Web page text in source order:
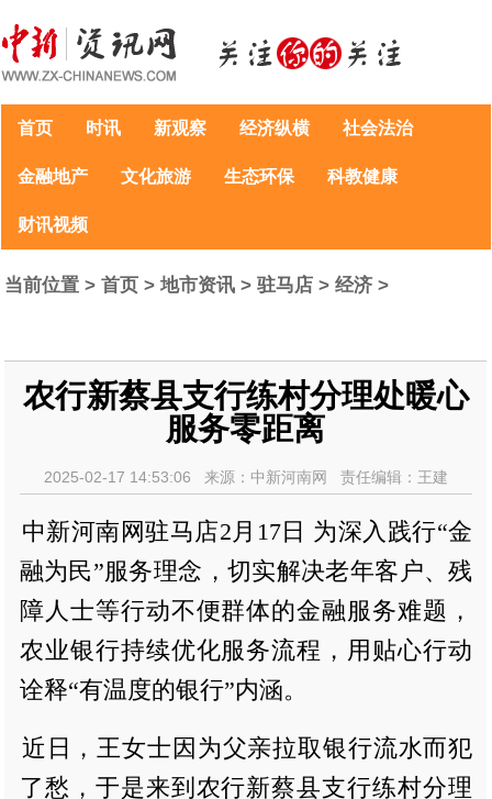
首页 时讯 新观察 经济纵横 社会法治
金融地产 文化旅游 生态环保 科教健康
财讯视频
当前位置 >首页 >地市资讯 >驻马店 >经济 >
农行新蔡县支行练村分理处暖心
服务零距离
2025-02-17 14:53:06 来源：中新河南网 责任编辑：王建
中新河南网驻马店2月17日 为深入践行“金
融为民”服务理念，切实解决老年客户、残
障人士等行动不便群体的金融服务难题，
农业银行持续优化服务流程，用贴心行动
诠释“有温度的银行”内涵。
近日，王女士因为父亲拉取银行流水而犯
了愁，于是来到农行新蔡县支行练村分理